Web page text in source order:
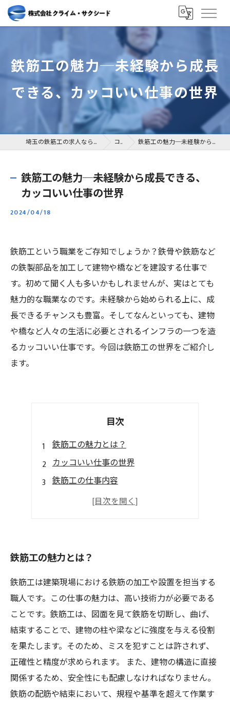
鉄筋工の魅力─未経験から成長
できる、カッコいい仕事の世界
埼玉の鉄筋工の求人なら株式会社クライム・サクシード コラム 鉄筋工の魅力─未経験から成長できる、カッコいい仕事の世界
鉄筋工の魅力─未経験から成長できる、
カッコいい仕事の世界
2024/04/18
鉄筋工という職業をご存知でしょうか？鉄骨や鉄筋など
の鉄製部品を加工して建物や橋などを建設する仕事で
す。初めて聞く人も多いかもしれませんが、実はとても
魅力的な職業なのです。未経験から始められる上に、成
長できるチャンスも豊富。そしてなんといっても、建物
や橋など人々の生活に必要とされるインフラの一つを造
るカッコいい仕事です。今回は鉄筋工の世界をご紹介し
ます。
目次
鉄筋工の魅力とは？
カッコいい仕事の世界
鉄筋工の仕事内容
鉄筋工のやりがい
鉄筋工の魅力とは？
鉄筋工は建築現場における鉄筋の加工や設置を担当する
職人です。この仕事の魅力は、高い技術力が必要である
ことです。鉄筋工は、図面を見て鉄筋を切断し、曲げ、
結束することで、建物の柱や梁などに強度を与える役割
を果たします。そのため、ミスを犯すことは許されず、
正確性と精度が求められます。 また、建物の構造に直接
関係するため、安全性にも配慮しなければなりません。
鉄筋の配筋や結束において、規程や基準を超えて作業す